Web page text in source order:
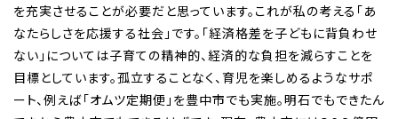
を充実させることが必要だと思っています。これが私の考える「あ
なたらしさを応援する社会」です。「経済格差を子どもに背負わせ
ない」については子育ての精神的、経済的な負担を減らすことを
目標としています。孤立することなく、育児を楽しめるようなサポ
ート、例えば「オムツ定期便」を豊中市でも実施。明石でもできたん